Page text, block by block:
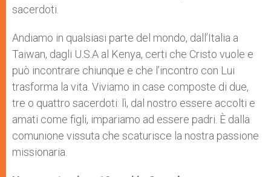
sacerdoti.
Andiamo in qualsiasi parte del mondo, dall’Italia a
Taiwan, dagli U.S.A al Kenya, certi che Cristo vuole e
può incontrare chiunque e che l’incontro con Lui
trasforma la vita. Viviamo in case composte di due,
tre o quattro sacerdoti: lì, dal nostro essere accolti e
amati come figli, impariamo ad essere padri. È dalla
comunione vissuta che scaturisce la nostra passione
missionaria.